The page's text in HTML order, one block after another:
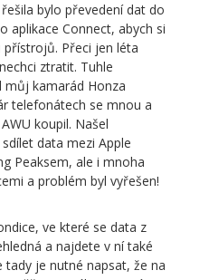
bylo převedení dat do
aplikace Connect, abych si
Přeci jen léta
ztratit. Tuhle
můj kamarád Honza
telefonátech se mnou a
koupil. Našel
data mezi Apple
Peaksem, ale i mnoha
a problém byl vyřešen!
ve které se data z
a najdete v ní také
je nutné napsat, že na